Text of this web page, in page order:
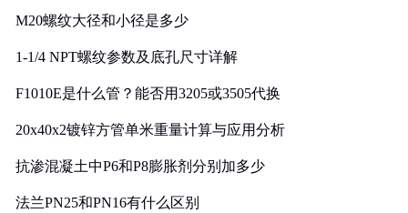
M20螺纹大径和小径是多少
1-1/4 NPT螺纹参数及底孔尺寸详解
F1010E是什么管？能否用3205或3505代换
20x40x2镀锌方管单米重量计算与应用分析
抗渗混凝土中P6和P8膨胀剂分别加多少
法兰PN25和PN16有什么区别